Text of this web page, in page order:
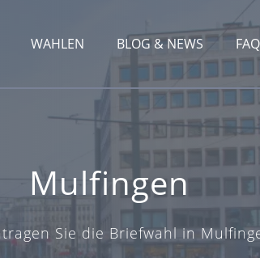
WAHLEN BLOG & NEWS FAQ
Mulfingen
Sie die Briefwahl in